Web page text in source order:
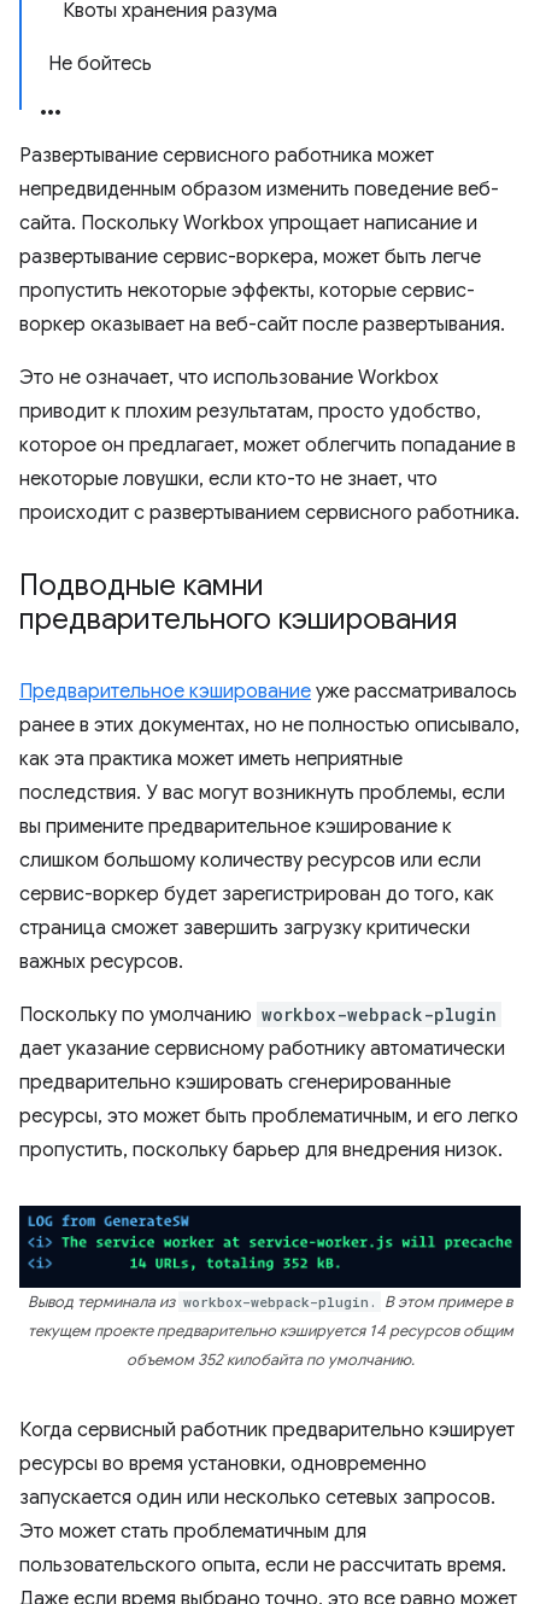
Квоты хранения разума
Не бойтесь
Развертывание сервисного работника может
непредвиденным образом изменить поведение веб-
сайта. Поскольку Workbox упрощает написание и
развертывание сервис-воркера, может быть легче
пропустить некоторые эффекты, которые сервис-
воркер оказывает на веб-сайт после развертывания.
Это не означает, что использование Workbox
приводит к плохим результатам, просто удобство,
которое он предлагает, может облегчить попадание в
некоторые ловушки, если кто-то не знает, что
происходит с развертыванием сервисного работника.
Подводные камни
предварительного кэширования
Предварительное кэширование уже рассматривалось
ранее в этих документах, но не полностью описывало,
как эта практика может иметь неприятные
последствия. У вас могут возникнуть проблемы, если
вы примените предварительное кэширование к
слишком большому количеству ресурсов или если
сервис-воркер будет зарегистрирован до того, как
страница сможет завершить загрузку критически
важных ресурсов.
Поскольку по умолчанию workbox-webpack-plugin
дает указание сервисному работнику автоматически
предварительно кэшировать сгенерированные
ресурсы, это может быть проблематичным, и его легко
пропустить, поскольку барьер для внедрения низок.
Вывод терминала из workbox-webpack-plugin.
В этом примере в
текущем проекте предварительно кэшируется 14 ресурсов общим
объемом 352 килобайта по умолчанию.
Когда сервисный работник предварительно кэширует
ресурсы во время установки, одновременно
запускается один или несколько сетевых запросов.
Это может стать проблематичным для
пользовательского опыта, если не рассчитать время.
Даже если время выбрано точно, это все равно может